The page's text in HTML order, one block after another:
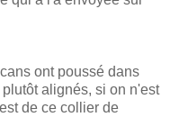
ont poussé dans
alignés, si on n'est
de ce collier de